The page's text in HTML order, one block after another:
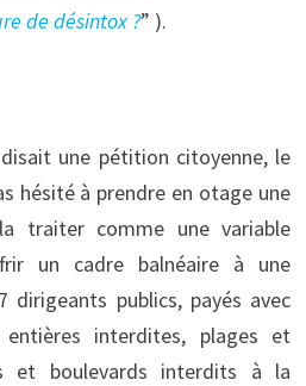
de désintox ?” ).
une pétition citoyenne, le
hésité à prendre en otage une
traiter comme une variable
un cadre balnéaire à une
dirigeants publics, payés avec
entières interdites, plages et
et boulevards interdits à la